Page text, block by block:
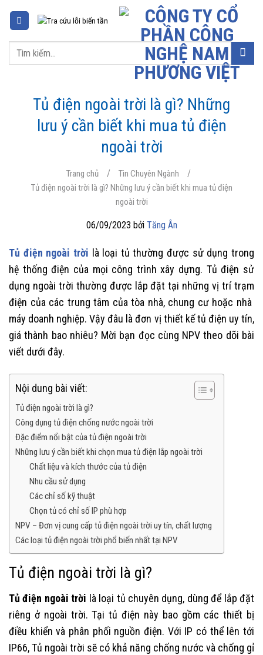
dungTìm
Tủ điện ngoài trời là gì? Những
lưu ý cần biết khi mua tủ điện
ngoài trời
Trang chủ / Tin Chuyên Ngành /
Tủ điện ngoài trời là gì? Những lưu ý cần biết khi mua tủ điện
ngoài trời
06/09/2023 bởi Tăng Ân
Tủ điện ngoài trời là loại tủ thường được sử dụng trong
hệ thống điện của mọi công trình xây dựng. Tủ điện sử
dụng ngoài trời thường được lắp đặt tại những vị trí trạm
điện của các trung tâm của tòa nhà, chung cư hoặc nhà
máy doanh nghiệp. Vậy đâu là đơn vị thiết kế tủ điện uy tín,
giá thành bao nhiêu? Mời bạn đọc cùng NPV theo dõi bài
viết dưới đây.
Nội dung bài viết:
Tủ điện ngoài trời là gì?
Công dụng tủ điện chống nước ngoài trời
Đặc điểm nổi bật của tủ điện ngoài trời
Những lưu ý cần biết khi chọn mua tủ điện lắp ngoài trời
Chất liệu và kích thước của tủ điện
Nhu cầu sử dụng
Các chỉ số kỹ thuật
Chọn tủ có chỉ số IP phù hợp
NPV – Đơn vị cung cấp tủ điện ngoài trời uy tín, chất lượng
Các loại tủ điện ngoài trời phổ biến nhất tại NPV
Tủ điện ngoài trời là gì?
Tủ điện ngoài trời là loại tủ chuyên dụng, dùng để lắp đặt
riêng ở ngoài trời. Tại tủ điện này bao gồm các thiết bị
điều khiển và phân phối nguồn điện. Với IP có thể lên tới
IP66, Tủ ngoài trời sẽ có khả năng chống nước và chống gỉ